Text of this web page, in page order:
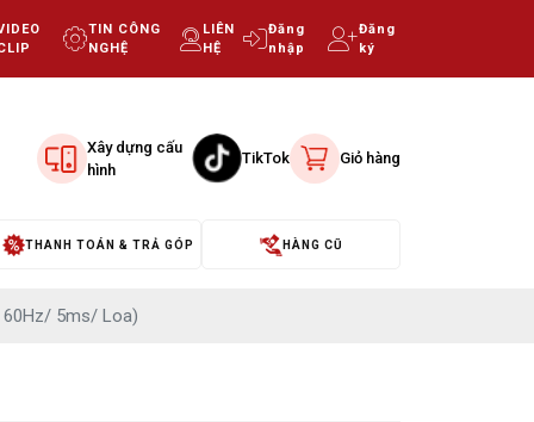
TIN CÔNG
NGHỆ
LIÊN
HỆ
Đăng
nhập
Đăng
ký
Xây dựng cấu
hình
TikTok Giỏ hàng
THANH TOÁN & TRẢ GÓP HÀNG CŨ
60Hz/ 5ms/ Loa)